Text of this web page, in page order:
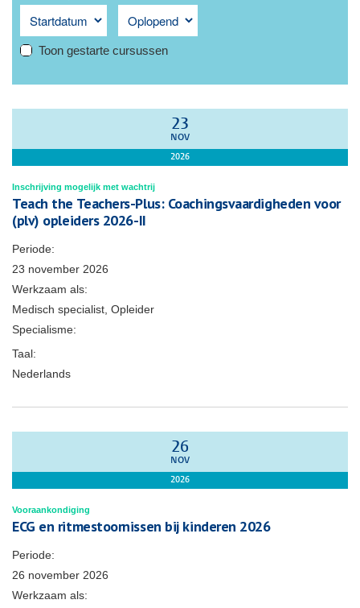
Toon gestarte cursussen
23
NOV
2026
Inschrijving mogelijk met wachtrij
Teach the Teachers-Plus: Coachingsvaardigheden voor
(plv) opleiders 2026-II
Periode:
23 november 2026
Werkzaam als:
Medisch specialist, Opleider
Specialisme:
Taal:
Nederlands
26
NOV
2026
Vooraankondiging
ECG en ritmestoornissen bij kinderen 2026
Periode:
26 november 2026
Werkzaam als: